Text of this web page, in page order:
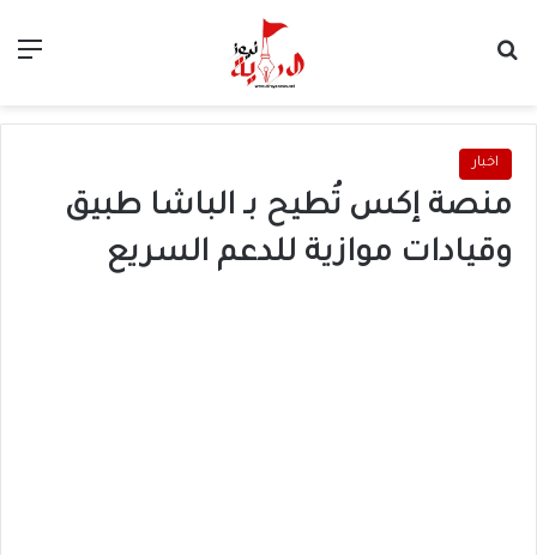
اخبار
منصة إكس تُطيح بـ الباشا طبيق
وقيادات موازية للدعم السريع